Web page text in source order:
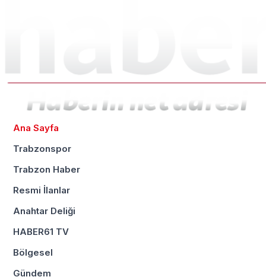
Ana Sayfa
Trabzonspor
Trabzon Haber
Resmi İlanlar
Anahtar Deliği
HABER61 TV
Bölgesel
Gündem